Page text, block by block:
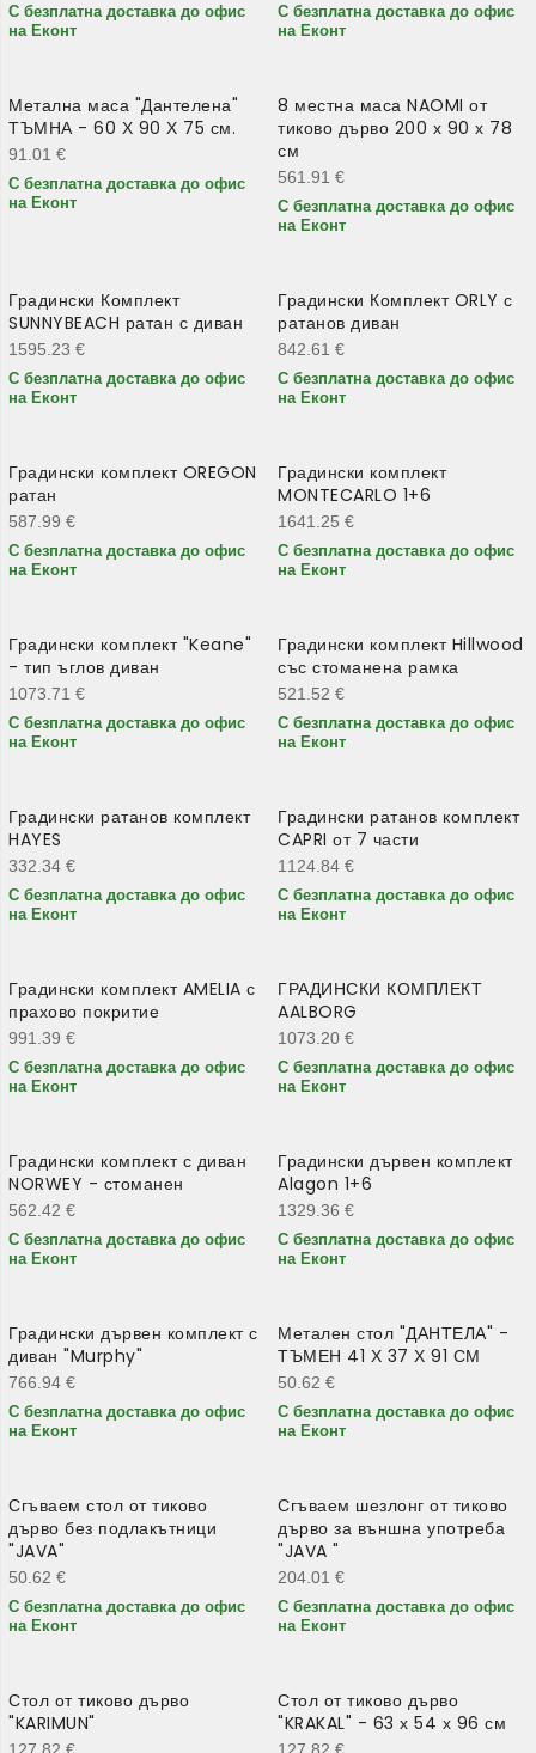
С безплатна доставка до офис
на Еконт
С безплатна доставка до офис
на Еконт
Метална маса "Дантелена"
ТЪМНА - 60 Х 90 Х 75 см.
91.01 €
С безплатна доставка до офис
на Еконт
8 местна маса NAOMI от
тиково дърво 200 х 90 х 78
см
561.91 €
С безплатна доставка до офис
на Еконт
Градински Комплект
SUNNYBEACH ратан с диван
1595.23 €
С безплатна доставка до офис
на Еконт
Градински Комплект ORLY с
ратанов диван
842.61 €
С безплатна доставка до офис
на Еконт
Градински комплект OREGON
ратан
587.99 €
С безплатна доставка до офис
на Еконт
Градински комплект
MONTECARLO 1+6
1641.25 €
С безплатна доставка до офис
на Еконт
Градински комплект "Keane"
- тип ъглов диван
1073.71 €
С безплатна доставка до офис
на Еконт
Градински комплект Hillwood
със стоманена рамка
521.52 €
С безплатна доставка до офис
на Еконт
Градински ратанов комплект
HAYES
332.34 €
С безплатна доставка до офис
на Еконт
Градински ратанов комплект
CAPRI от 7 части
1124.84 €
С безплатна доставка до офис
на Еконт
Градински комплект AMELIA с
прахово покритие
991.39 €
С безплатна доставка до офис
на Еконт
ГРАДИНСКИ КОМПЛЕКТ
AALBORG
1073.20 €
С безплатна доставка до офис
на Еконт
Градински комплект с диван
NORWEY - стоманен
562.42 €
С безплатна доставка до офис
на Еконт
Градински дървен комплект
Alagon 1+6
1329.36 €
С безплатна доставка до офис
на Еконт
Градински дървен комплект с
диван "Murphy"
766.94 €
С безплатна доставка до офис
на Еконт
Метален стол "ДАНТЕЛА" -
ТЪМЕН 41 Х 37 Х 91 СМ
50.62 €
С безплатна доставка до офис
на Еконт
Сгъваем стол от тиково
дърво без подлакътници
"JAVA"
50.62 €
С безплатна доставка до офис
на Еконт
Сгъваем шезлонг от тиково
дърво за външна употреба
"JAVA "
204.01 €
С безплатна доставка до офис
на Еконт
Стол от тиково дърво
"KARIMUN"
127.82 €
Стол от тиково дърво
"KRAKAL" - 63 х 54 х 96 см
127.82 €